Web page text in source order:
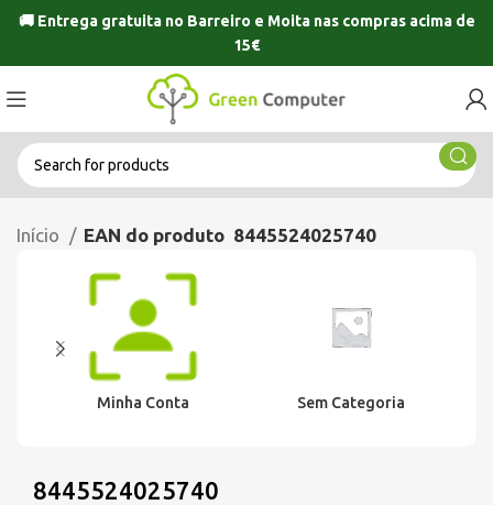
🚚 Entrega gratuita no Barreiro e Moitanas compras acima de
15€
Início EAN do produto 8445524025740
Minha Conta Sem Categoria
8445524025740